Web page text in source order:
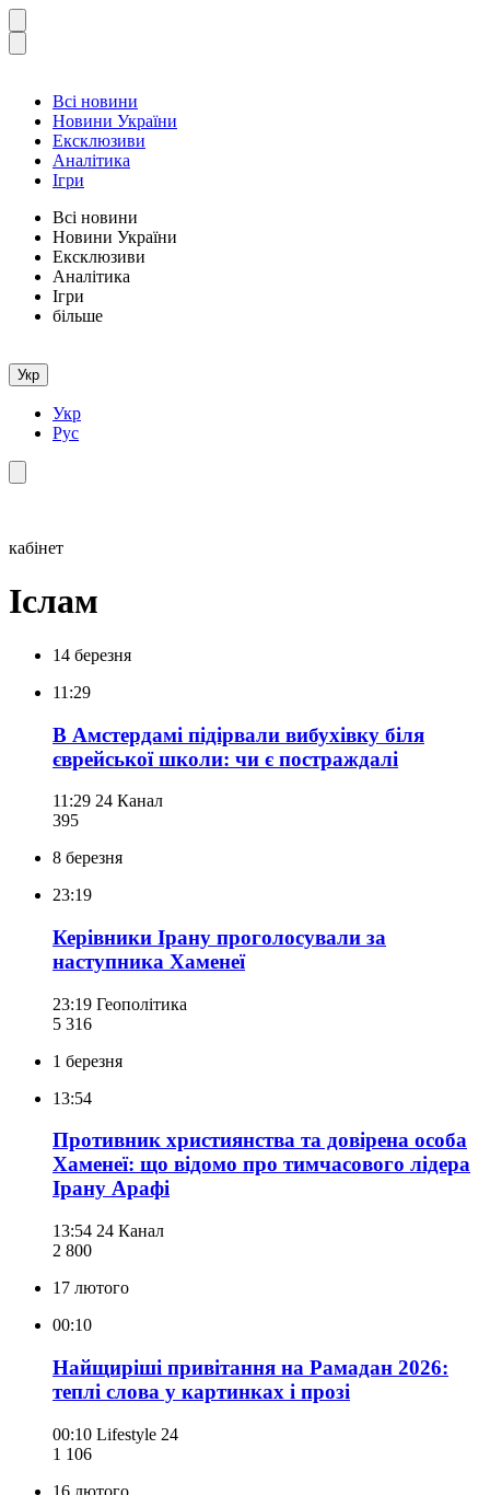
Всі новини
Новини України
Ексклюзиви
Аналітика
Ігри
Всі новини
Новини України
Ексклюзиви
Аналітика
Ігри
більше
Укр
Укр
Рус
кабінет
Іслам
14 березня
11:29
В Амстердамі підірвали вибухівку біля
єврейської школи: чи є постраждалі
11:29 24 Канал
395
8 березня
23:19
Керівники Ірану проголосували за
наступника Хаменеї
23:19 Геополітика
5 316
1 березня
13:54
Противник християнства та довірена особа
Хаменеї: що відомо про тимчасового лідера
Ірану Арафі
13:54 24 Канал
2 800
17 лютого
00:10
Найщиріші привітання на Рамадан 2026:
теплі слова у картинках і прозі
00:10 Lifestyle 24
1 106
16 лютого